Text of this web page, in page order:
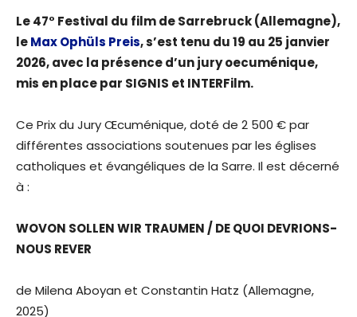
Le 47° Festival du film de Sarrebruck (Allemagne),
leMax Ophüls Preis, s’est tenu du 19 au 25 janvier
2026, avec la présence d’un jury oecuménique,
mis en place par SIGNIS et INTERFilm.
Ce Prix du Jury Œcuménique, doté de 2 500 € par
différentes associations soutenues par les églises
catholiques et évangéliques de la Sarre. Il est décerné
à :
WOVON SOLLEN WIR TRAUMEN / DE QUOI DEVRIONS-
NOUS REVER
de Milena Aboyan et Constantin Hatz (Allemagne,
2025)